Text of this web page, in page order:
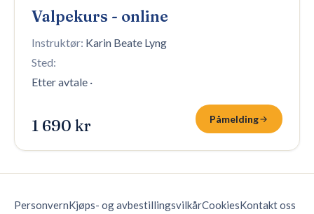
Valpekurs - online
Instruktør: Karin Beate Lyng
Sted:
Etter avtale ·
1 690 kr Påmelding
PersonvernKjøps- og avbestillingsvilkårCookiesKontakt oss